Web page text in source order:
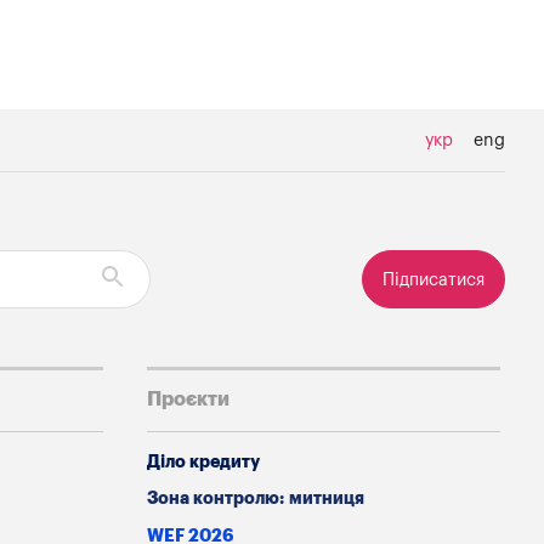
укр eng
Підписатися
Проєкти
Діло кредиту
Зона контролю: митниця
WEF 2026